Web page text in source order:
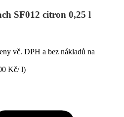
SF012 citron 0,25 l
vč. DPH a bez nákladů na
Kč/ l)